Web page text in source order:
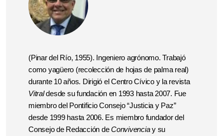
(Pinar del Río, 1955). Ingeniero agrónomo. Trabajó
como yagüero (recolección de hojas de palma real)
durante 10 años. Dirigió el Centro Cívico y la revista
Vitraldesde su fundación en 1993 hasta 2007. Fue
miembro del Pontificio Consejo “Justicia y Paz”
desde 1999 hasta 2006. Es miembro fundador del
Consejo de Redacción deConvivenciay su